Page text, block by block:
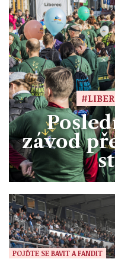
závod
POJĎTE SE BAVIT A FANDIT